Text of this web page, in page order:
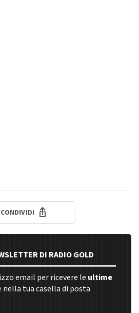
CONDIVIDI
DI RADIO GOLD
email per ricevere le ultime
tua casella di posta